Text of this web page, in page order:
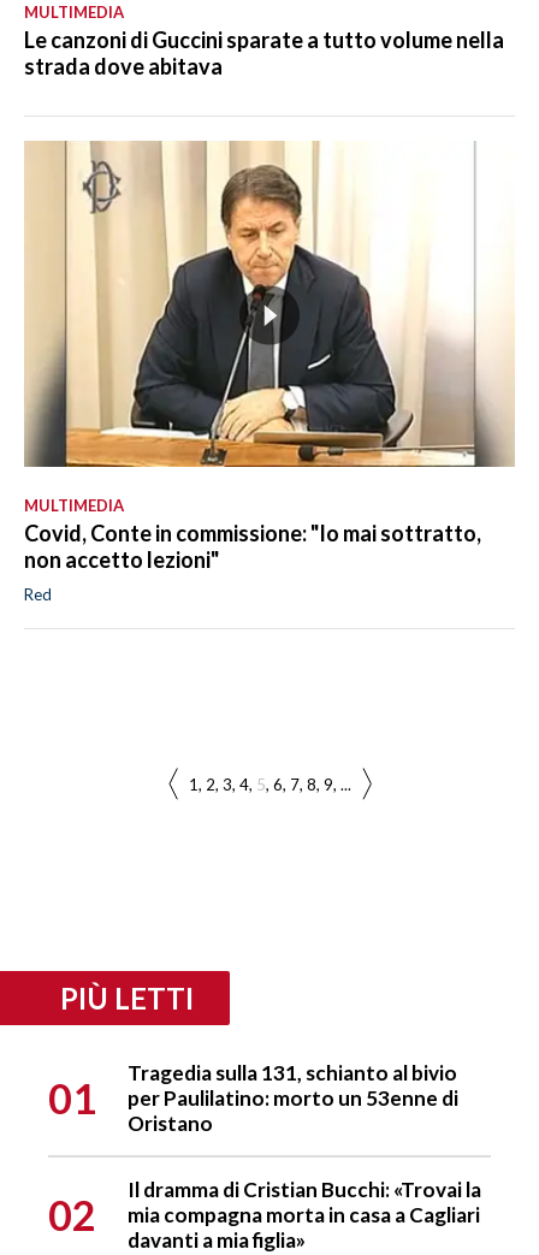
MULTIMEDIA
Le canzoni di Guccini sparate a tutto volume nella
strada dove abitava
MULTIMEDIA
Covid, Conte in commissione: "Io mai sottratto,
non accetto lezioni"
Red
1 2 3 4 5 6 7 8 9 ...
PIÙ LETTI
01
Tragedia sulla 131, schianto al bivio
per Paulilatino: morto un 53enne di
Oristano
02
Il dramma di Cristian Bucchi: «Trovai la
mia compagna morta in casa a Cagliari
davanti a mia figlia»